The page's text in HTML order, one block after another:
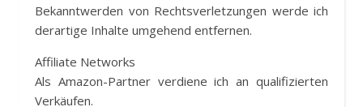
Bekanntwerden von Rechtsverletzungen werde ich
derartige Inhalte umgehend entfernen.
Affiliate Networks
Als Amazon-Partner verdiene ich an qualifizierten
Verkäufen.